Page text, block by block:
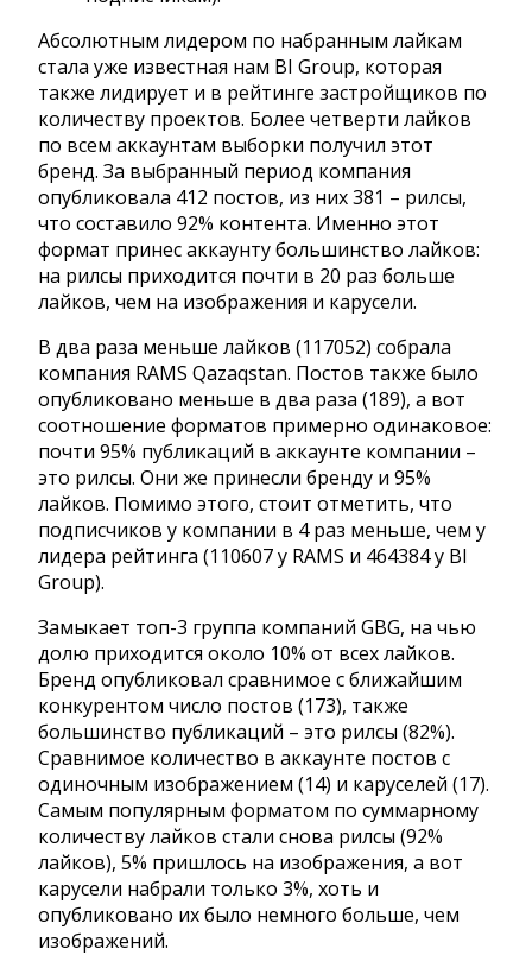
Абсолютным лидером по набранным лайкам
стала уже известная нам BI Group, которая
также лидирует и в рейтинге застройщиков по
количеству проектов. Более четверти лайков
по всем аккаунтам выборки получил этот
бренд. За выбранный период компания
опубликовала 412 постов, из них 381 – рилсы,
что составило 92% контента. Именно этот
формат принес аккаунту большинство лайков:
на рилсы приходится почти в 20 раз больше
лайков, чем на изображения и карусели.
В два раза меньше лайков (117052) собрала
компания RAMS Qazaqstan. Постов также было
опубликовано меньше в два раза (189), а вот
соотношение форматов примерно одинаковое:
почти 95% публикаций в аккаунте компании –
это рилсы. Они же принесли бренду и 95%
лайков. Помимо этого, стоит отметить, что
подписчиков у компании в 4 раз меньше, чем у
лидера рейтинга (110607 у RAMS и 464384 у BI
Group).
Замыкает топ-3 группа компаний GBG, на чью
долю приходится около 10% от всех лайков.
Бренд опубликовал сравнимое с ближайшим
конкурентом число постов (173), также
большинство публикаций – это рилсы (82%).
Сравнимое количество в аккаунте постов с
одиночным изображением (14) и каруселей (17).
Самым популярным форматом по суммарному
количеству лайков стали снова рилсы (92%
лайков), 5% пришлось на изображения, а вот
карусели набрали только 3%, хоть и
опубликовано их было немного больше, чем
изображений.